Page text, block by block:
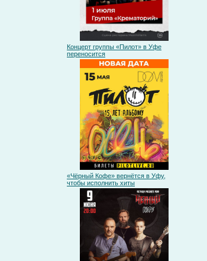
Концерт группы «Пилот» в Уфе
переносится
«Чёрный Кофе» вернётся в Уфу,
чтобы исполнить хиты